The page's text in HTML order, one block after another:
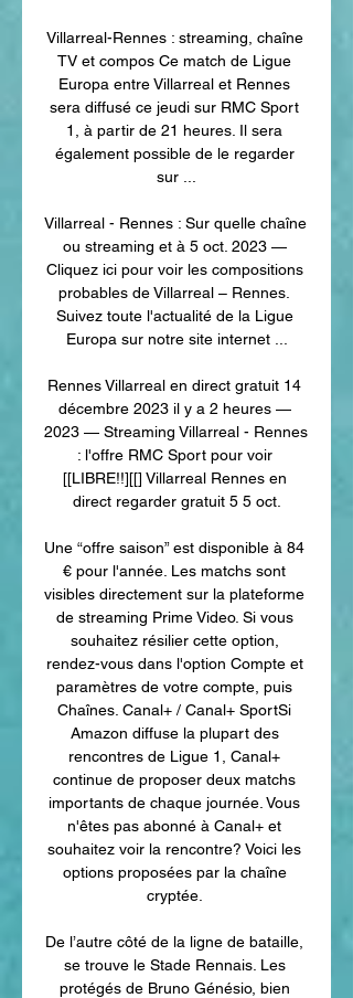
Villarreal-Rennes : streaming, chaîne
TV et compos Ce match de Ligue
Europa entre Villarreal et Rennes
sera diffusé ce jeudi sur RMC Sport
1, à partir de 21 heures. Il sera
également possible de le regarder
sur ...
Villarreal - Rennes : Sur quelle chaîne
ou streaming et à 5 oct. 2023 —
Cliquez ici pour voir les compositions
probables de Villarreal – Rennes.
Suivez toute l'actualité de la Ligue
Europa sur notre site internet ...
Rennes Villarreal en direct gratuit 14
décembre 2023 il y a 2 heures —
2023 — Streaming Villarreal - Rennes
: l'offre RMC Sport pour voir
[[LIBRE!!][[] Villarreal Rennes en
direct regarder gratuit 5 5 oct.
Une “offre saison” est disponible à 84
€ pour l'année. Les matchs sont
visibles directement sur la plateforme
de streaming Prime Video. Si vous
souhaitez résilier cette option,
rendez-vous dans l'option Compte et
paramètres de votre compte, puis
Chaînes. Canal+ / Canal+ SportSi
Amazon diffuse la plupart des
rencontres de Ligue 1, Canal+
continue de proposer deux matchs
importants de chaque journée. Vous
n'êtes pas abonné à Canal+ et
souhaitez voir la rencontre? Voici les
options proposées par la chaîne
cryptée.
De l’autre côté de la ligne de bataille,
se trouve le Stade Rennais. Les
protégés de Bruno Génésio, bien